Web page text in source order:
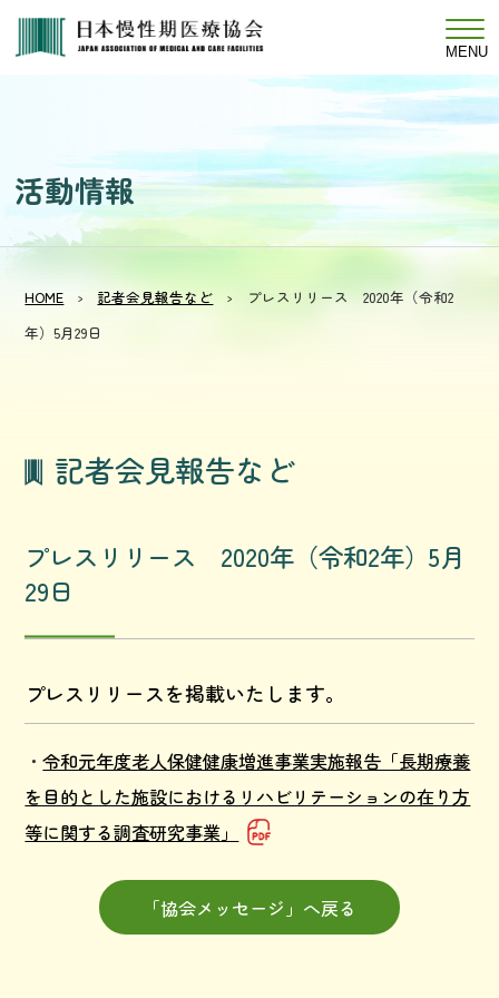
MENU
活動情報
HOME 記者会見報告など
プレスリリース 2020年（令和2
年）5月29日
記者会見報告など
プレスリリース 2020年（令和2年）5月
29日
プレスリリースを掲載いたします。
・令和元年度老人保健健康増進事業実施報告「長期療養
を目的とした施設におけるリハビリテーションの在り方
等に関する調査研究事業」
「協会メッセージ」へ戻る